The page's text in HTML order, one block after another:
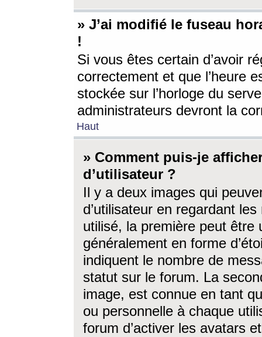
» J’ai modifié le fuseau
!
Si vous êtes certain d’avoir
correctement et que l’heure
stockée sur l’horloge du
administrateurs devront la
Haut
» Comment puis-je
d’utilisateur ?
Il y a deux images qui
d’utilisateur en regardant
utilisé, la première peut être
généralement en forme
indiquent le nombre de
statut sur le forum. La
image, est connue en tant
ou personnelle à chaque
forum d’activer les avatars